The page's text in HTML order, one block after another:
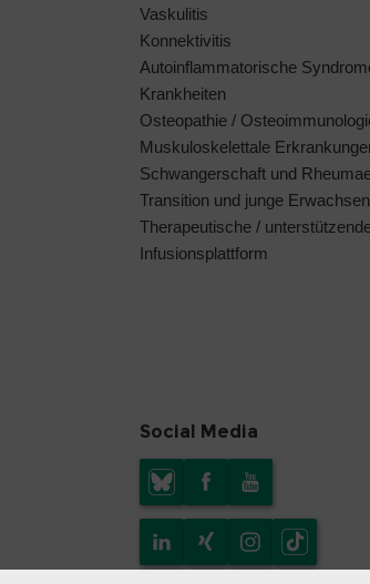
Vaskulitis
Konnektivitis
Autoinflammatorische
Krankheiten
Osteopathie /
Muskuloskelettale
Schwangerschaft und
Transition und junge
Therapeutische /
Infusionsplattform
Social Media